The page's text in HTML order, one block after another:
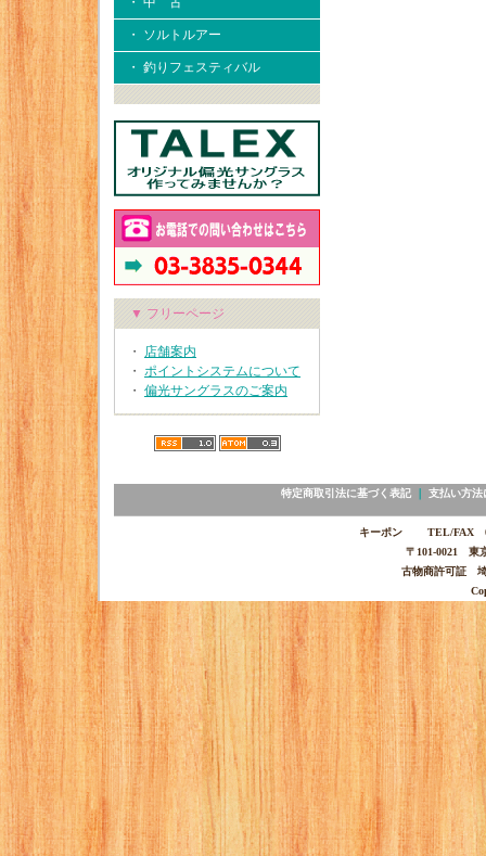
・ ソルトルアー
・ 釣りフェスティバル
▼ フリーページ
・ 店舗案内
・ ポイントシステムについて
・ 偏光サングラスのご案内
特定商取引法に基づく表記｜ 支払い方法
キーポン TEL/FAX
〒101-0021 東
古物商許可証